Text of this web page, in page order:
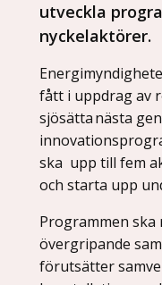
utveckla
nyckelaktörer.
fått i uppdrag av
sjösätta nästa
ska upp till fem
och starta upp
Programmen
övergripande
förutsätter